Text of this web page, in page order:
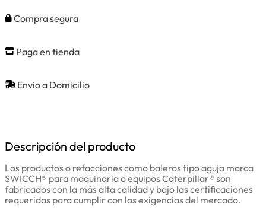
Compra segura
Paga en tienda
Envio a Domicilio
Descripción del producto
Los productos o refacciones como baleros tipo aguja marca
SWICCH® para maquinaria o equipos Caterpillar® son
fabricados con la más alta calidad y bajo las certificaciones
requeridas para cumplir con las exigencias del mercado.